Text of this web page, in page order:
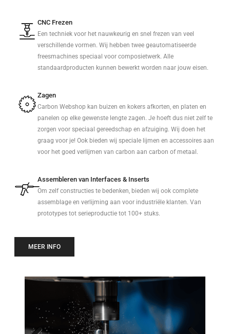
CNC Frezen
Een techniek voor het nauwkeurig en snel frezen van veel
verschillende vormen. Wij hebben twee geautomatiseerde
freesmachines speciaal voor composietwerk. Alle
standaardproducten kunnen bewerkt worden naar jouw eisen.
Zagen
Carbon Webshop kan buizen en kokers afkorten, en platen en
panelen op elke gewenste lengte zagen. Je hoeft dus niet zelf te
zorgen voor speciaal gereedschap en afzuiging. Wij doen het
graag voor je! Ook bieden wij speciale lijmen en accessoires aan
voor het goed verlijmen van carbon aan carbon of metaal.
Assembleren van Interfaces & Inserts
Om zelf constructies te bedenken, bieden wij ook complete
assemblage en verlijming aan voor industriële klanten. Van
prototypes tot serieproductie tot 100+ stuks.
MEER INFO